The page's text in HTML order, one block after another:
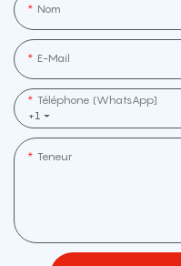
Nom
E-Mail
+1
Téléphone (WhatsApp]
Teneur